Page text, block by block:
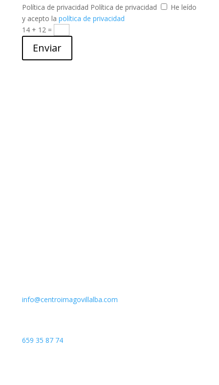
Política de privacidad Política de privacidad
He leído
y acepto la política de privacidad
14 + 12=
Enviar
info@centroimagovillalba.com
659 35 87 74